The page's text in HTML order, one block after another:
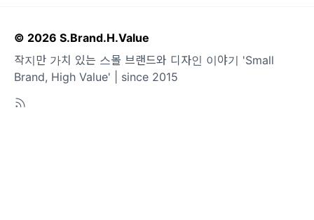
© 2026 S.Brand.H.Value
작지만 가치 있는 스몰 브랜드와 디자인 이야기 'Small
Brand, High Value' | since 2015